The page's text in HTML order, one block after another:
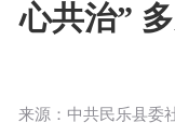
心共治”
来源：中共民乐县委